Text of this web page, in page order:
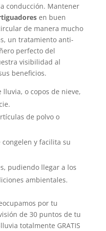
conducción. Mantener
en buen
de manera mucho
un tratamiento anti-
perfecto del
visibilidad al
beneficios.
lluvia, o copos de nieve,
de polvo o
congelen y facilita su
pudiendo llegar a los
ambientales.
por tu
de 30 puntos de tu
totalmente GRATIS